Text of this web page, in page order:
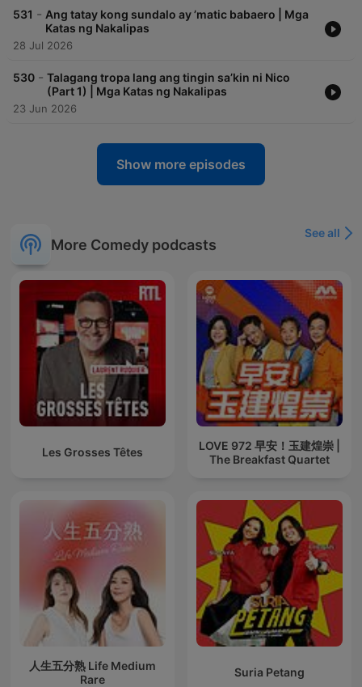
531 - Ang tatay kong sundalo ay ’matic babaero | Mga
Katas ng Nakalipas
28 Jul 2026
530 - Talagang tropa lang ang tingin sa’kin ni Nico
(Part 1) | Mga Katas ng Nakalipas
23 Jun 2026
Show more episodes
More Comedy podcasts
See all
Les Grosses Têtes
LOVE 972 早安！玉建煌崇 |
The Breakfast Quartet
人生五分熟 Life Medium
Rare
Suria Petang